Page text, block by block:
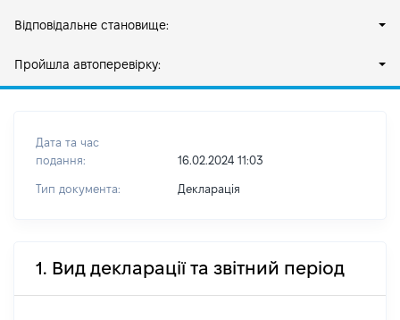
Відповідальне становище:
Пройшла автоперевірку:
Дата та час
подання:
16.02.2024 11:03
Тип документа: Декларація
1. Вид декларації та звітний період